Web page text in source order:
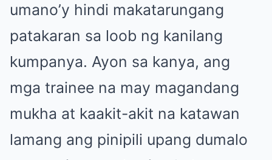
umano’y hindi makatarungang
patakaran sa loob ng kanilang
kumpanya. Ayon sa kanya, ang
mga trainee na may magandang
mukha at kaakit-akit na katawan
lamang ang pinipili upang dumalo